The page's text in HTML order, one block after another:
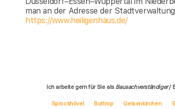
man an der Adresse der
https://www.heiligenhaus.de/
Ich arbeite gern für Sie als Bausachverständiger/
Sprockhövel Bottrop Gelsenkirchen